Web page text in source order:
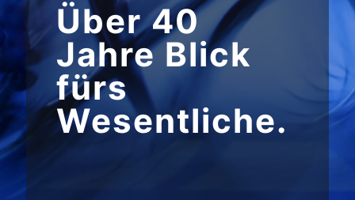
Über 40
Jahre Blick
fürs
Wesentliche.